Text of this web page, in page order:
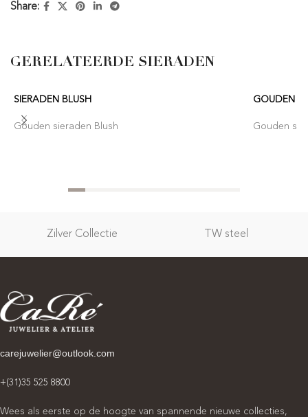
Share:
GERELATEERDE SIERADEN
SIERADEN BLUSH
Gouden sieraden Blush
GOUDEN
Gouden
Zilver Collectie TW steel
carejuwelier@outlook.com
+(31)35 525 8800
Wees als eerste op de hoogte van spannende nieuwe collecties,